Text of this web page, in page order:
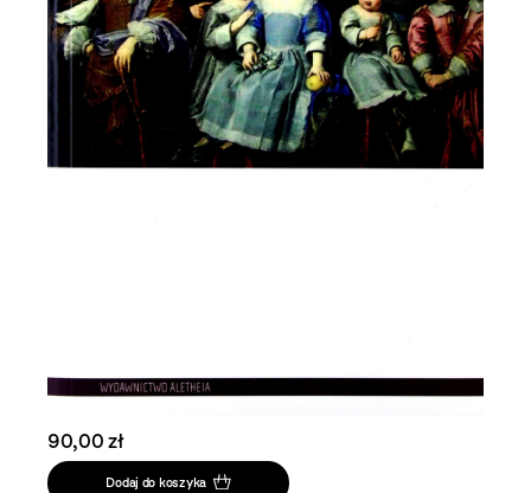
90,00 zł
Dodaj do koszyka